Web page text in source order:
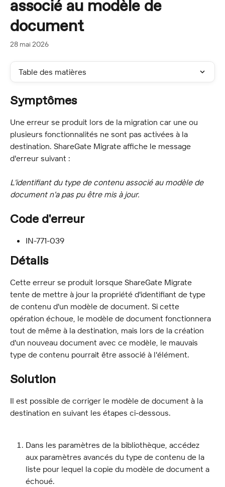
associé au modèle de
document
28 mai 2026
Table des matières
Symptômes
Une erreur se produit lors de la migration car une ou
plusieurs fonctionnalités ne sont pas activées à la
destination. ShareGate Migrate affiche le message
d'erreur suivant :
L'identifiant du type de contenu associé au modèle de
document n'a pas pu être mis à jour.
Code d'erreur
IN-771-039
Détails
Cette erreur se produit lorsque ShareGate Migrate
tente de mettre à jour la propriété d'identifiant de type
de contenu d'un modèle de document. Si cette
opération échoue, le modèle de document fonctionnera
tout de même à la destination, mais lors de la création
d'un nouveau document avec ce modèle, le mauvais
type de contenu pourrait être associé à l'élément.
Solution
Il est possible de corriger le modèle de document à la
destination en suivant les étapes ci-dessous.
Dans les paramètres de la bibliothèque, accédez
aux paramètres avancés du type de contenu de la
liste pour lequel la copie du modèle de document a
échoué.